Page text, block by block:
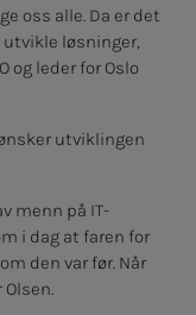
oss alle. Da er det
løsninger,
og leder for Oslo
utviklingen
menn på IT-
i dag at faren for
den var før. Når